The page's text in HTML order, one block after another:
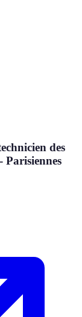
des
Parisiennes